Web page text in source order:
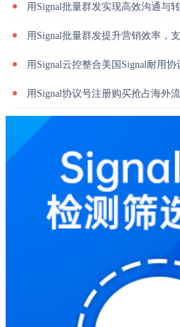
用Signal批量群发实现高效沟通与
用Signal批量群发提升营销效率，
用Signal云控整合美国Signal耐用协
用Signal协议号注册购买抢占海外